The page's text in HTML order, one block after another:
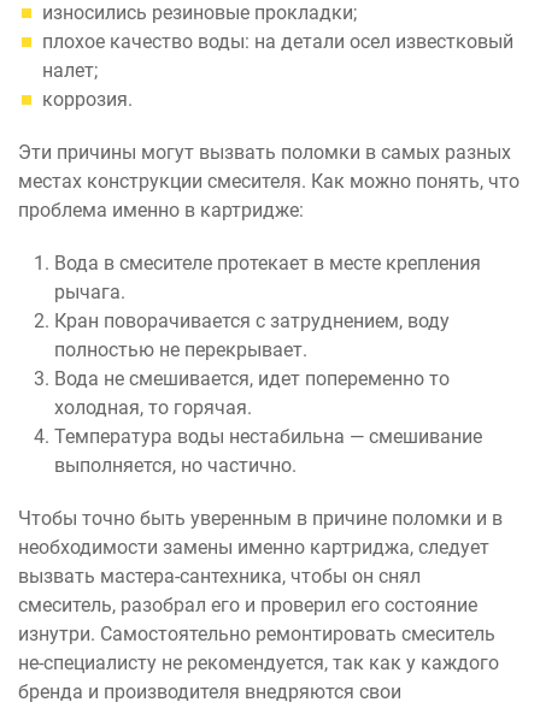
износились резиновые прокладки;
плохое качество воды: на детали осел известковый
налет;
коррозия.
Эти причины могут вызвать поломки в самых разных
местах конструкции смесителя. Как можно понять, что
проблема именно в картридже:
Вода в смесителе протекает в месте крепления
рычага.
Кран поворачивается с затруднением, воду
полностью не перекрывает.
Вода не смешивается, идет попеременно то
холодная, то горячая.
Температура воды нестабильна — смешивание
выполняется, но частично.
Чтобы точно быть уверенным в причине поломки и в
необходимости замены именно картриджа, следует
вызвать мастера-сантехника, чтобы он снял
смеситель, разобрал его и проверил его состояние
изнутри. Самостоятельно ремонтировать смеситель
не-специалисту не рекомендуется, так как у каждого
бренда и производителя внедряются свои